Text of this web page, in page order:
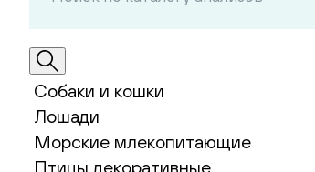
Собаки и кошки
Лошади
Морские млекопитающие
Птицы декоративные